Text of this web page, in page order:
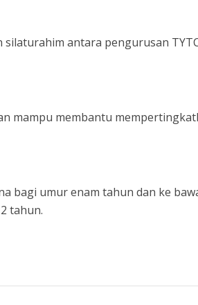
antara pengurusan
mampu membantu
bagi umur enam tahun dan ke
tahun.